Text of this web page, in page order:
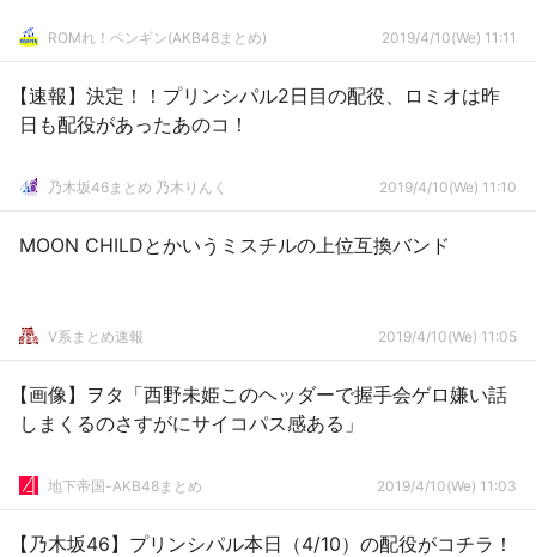
ROMれ！ペンギン(AKB48まとめ) 2019/4/10(We) 11:11
【速報】決定！！プリンシパル2日目の配役、ロミオは昨
日も配役があったあのコ！
乃木坂46まとめ 乃木りんく 2019/4/10(We) 11:10
MOON CHILDとかいうミスチルの上位互換バンド
V系まとめ速報 2019/4/10(We) 11:05
【画像】ヲタ「西野未姫このヘッダーで握手会ゲロ嫌い話
しまくるのさすがにサイコパス感ある」
地下帝国-AKB48まとめ 2019/4/10(We) 11:03
【乃木坂46】プリンシパル本日（4/10）の配役がコチラ！